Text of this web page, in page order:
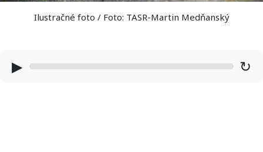
Ilustračné foto / Foto: TASR-Martin Medňanský
▶ ↻